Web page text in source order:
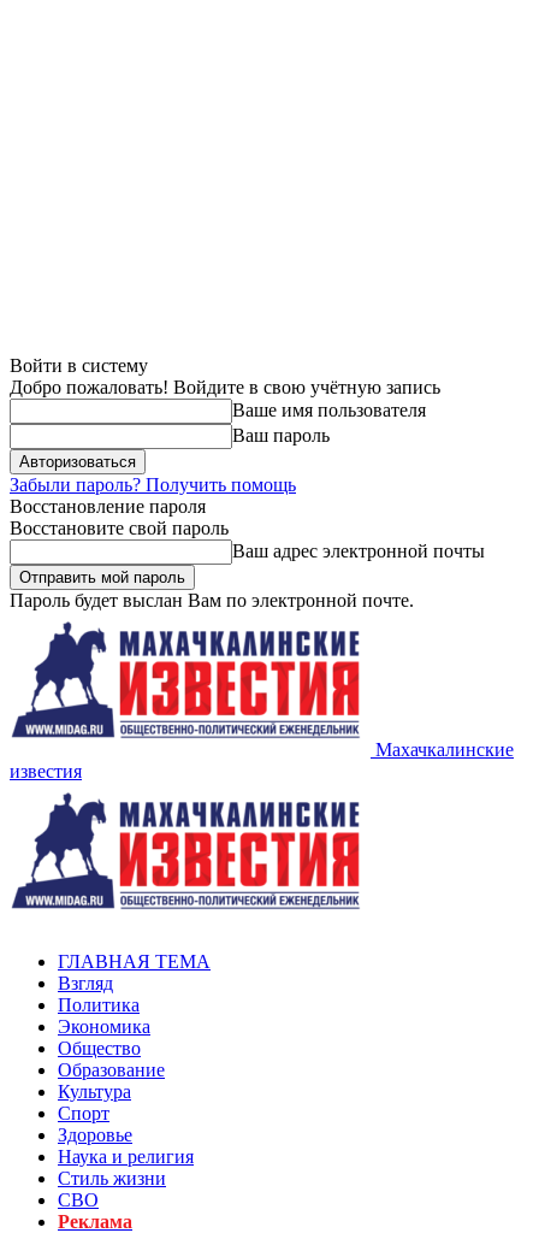
Войти в систему
Добро пожаловать! Войдите в свою учётную запись
Ваше имя пользователя
Ваш пароль
Забыли пароль? Получить помощь
Восстановление пароля
Восстановите свой пароль
Ваш адрес электронной почты
Пароль будет выслан Вам по электронной почте.
Махачкалинские
известия
ГЛАВНАЯ ТЕМА
Взгляд
Политика
Экономика
Общество
Образование
Культура
Спорт
Здоровье
Наука и религия
Стиль жизни
СВО
Реклама